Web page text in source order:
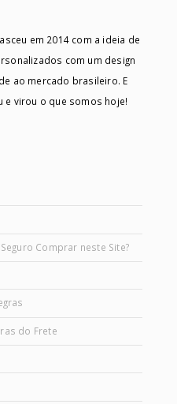
em 2014 com a ideia de
com um design
ao mercado brasileiro. E
e virou o que somos hoje!
Comprar neste Site?
do Frete